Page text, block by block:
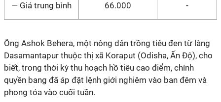
— Giá trung bình 66.000 -
Ông Ashok Behera, một nông dân trồng tiêu đen từ làng
Dasamantapur thuộc thị xã Koraput (Odisha, Ấn Độ), cho
biết, trong thời kỳ thu hoạch hồ tiêu cao điểm, chính
quyền bang đã áp đặt lệnh giới nghiêm vào ban đêm và
phong tỏa vào cuối tuần.